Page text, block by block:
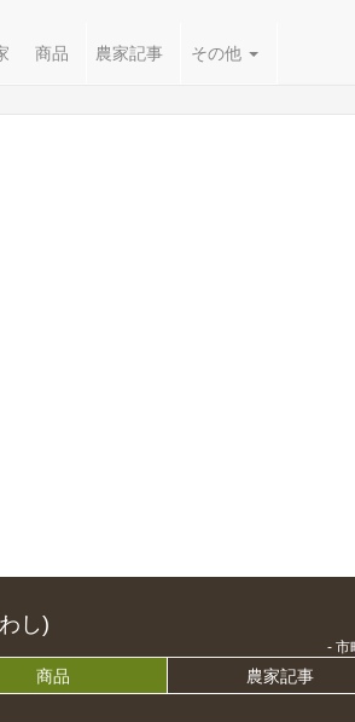
商品 農家記事 その他
し)
- 市
商品
農家記事